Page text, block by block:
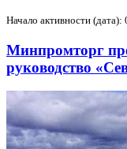
Начало активности
Минпромторг
руководство